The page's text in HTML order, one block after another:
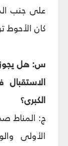
على جنب
كان الأحوط
س: هل يجوز
الاستقبال
الكبرى؟
ج: المناط
الأولى